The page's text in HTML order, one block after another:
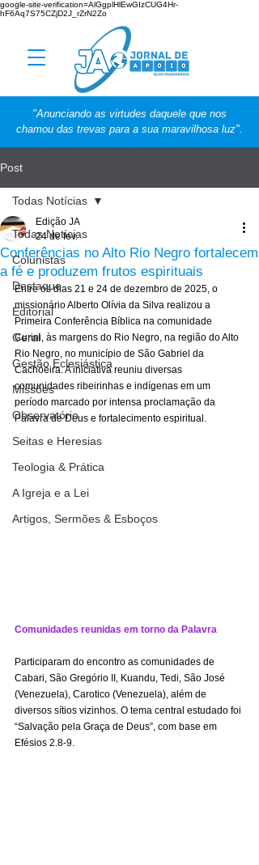
google-site-verification=AlGgplHlEwGIzCUG4Hr-
hF6Aq7S75CZjD2J_rZrN2Zo
"Anunciando as virtudes daquele que nos
chamou das trevas para a sua maravilhosa luz".
Post
Todas Notícias
Colunistas
Destaque
Editorial
Geral
Gestão Eclesiástica
Missões
Observatório
Seitas e Heresias
Teologia & Prática
A Igreja e a Lei
Artigos, Sermões & Esboços
Todas Notícias
Conferências no Alto Rio Negro fortalecem
a fé e produzem frutos espirituais
Edição JA
24 de fev.
Entre os dias 21 e 24 de dezembro de 2025, o
missionário Alberto Olívia da Silva realizou a
Primeira Conferência Bíblica na comunidade
Curini, às margens do Rio Negro, na região do Alto
Rio Negro, no município de São Gabriel da
Cachoeira. A iniciativa reuniu diversas
comunidades ribeirinhas e indígenas em um
período marcado por intensa proclamação da
Palavra de Deus e fortalecimento espiritual.
Comunidades reunidas em torno da Palavra
Participaram do encontro as comunidades de
Cabari, São Gregório II, Kuandu, Tedi, São José
(Venezuela), Carotico (Venezuela), além de
diversos sítios vizinhos. O tema central estudado foi
“Salvação pela Graça de Deus”, com base em
Efésios 2.8-9.